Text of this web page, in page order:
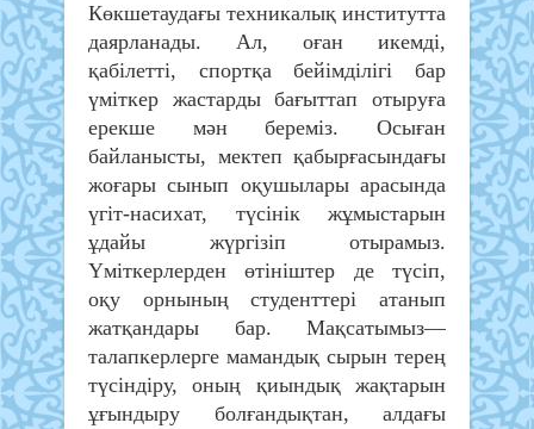
Көкшетаудағы техникалық институтта
даярланады. Ал, оған икемді,
қабілетті, спортқа бейімділігі бар
үміткер жастарды бағыттап отыруға
ерекше мән береміз. Осыған
байланысты, мектеп қабырғасындағы
жоғары сынып оқушылары арасында
үгіт-насихат, түсінік жұмыстарын
ұдайы жүргізіп отырамыз.
Үміткерлерден өтініштер де түсіп,
оқу орнының студенттері атанып
жатқандары бар. Мақсатымыз—
талапкерлерге мамандық сырын терең
түсіндіру, оның қиындық жақтарын
ұғындыру болғандықтан, алдағы